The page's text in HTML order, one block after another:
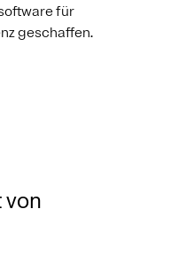
für
geschaffen.
von